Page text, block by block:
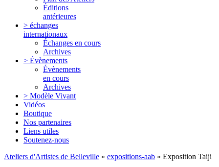
Éditions
antérieures
> échanges
internationaux
Échanges en cours
Archives
> Évènements
Évènements
en cours
Archives
> Modèle Vivant
Vidéos
Boutique
Nos partenaires
Liens utiles
Soutenez-nous
Ateliers d'Artistes de Belleville » expositions-aab » Exposition Taiji